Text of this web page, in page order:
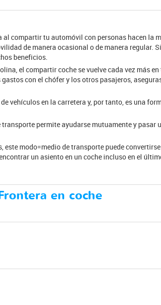
al compartir tu automóvil con personas hacen la
de manera ocasional o de manera regular.
beneficios.
el compartir coche se vuelve cada vez más
con el chófer y los otros pasajeros,
vehículos en la carretera y, por tanto, es una
permite ayudarse mutuamente y pasar
este modo=medio de transporte puede
un asiento en un coche incluso en el
en coche